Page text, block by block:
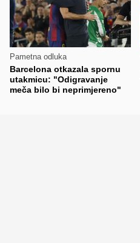
Pametna odluka
Barcelona otkazala spornu
utakmicu: "Odigravanje
meča bilo bi neprimjereno"